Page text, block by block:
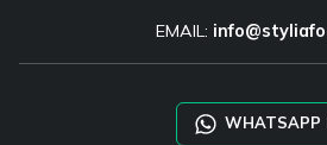
EMAIL:
WHATSAPP